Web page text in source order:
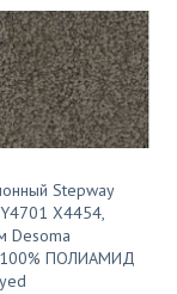
Stepway
X4454,
Desoma
ПОЛИАМИД